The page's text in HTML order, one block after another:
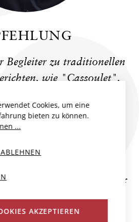
Begleiter zu traditionellen
wie "Cassoulet",
aber auch zu Pasta
Waldpilzen.
JEANNE
der Name bezieht sich auf
dieses noch junge
hat. Jeanne ist,...
Cookies, um eine
bieten zu können.
...
AKZEPTIEREN